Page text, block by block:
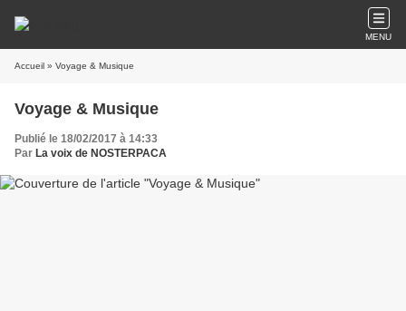
MENU
Accueil » Voyage & Musique
Voyage & Musique
Publié le 18/02/2017 à 14:33
Par La voix de NOSTERPACA